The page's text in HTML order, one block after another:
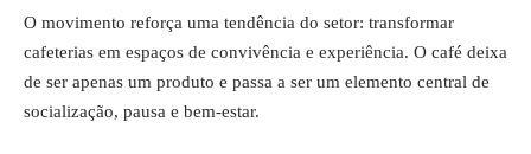
O movimento reforça uma tendência do setor: transformar
cafeterias em espaços de convivência e experiência. O café deixa
de ser apenas um produto e passa a ser um elemento central de
socialização, pausa e bem-estar.